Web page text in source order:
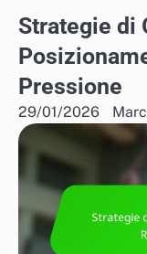
Strategie di
Pressione
29/01/2026